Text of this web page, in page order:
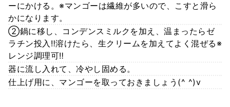
ーにかける。※マンゴーは繊維が多いので、こすと滑ら
かになります。
②鍋に移し、コンデンスミルクを加え、温まったらゼ
ラチン投入‼️溶けたら、生クリームを加えてよく混ぜる※
レンジ調理可‼️
器に流し入れて、冷やし固める。
仕上げ用に、マンゴーを取っておきましょう(^ ^)v